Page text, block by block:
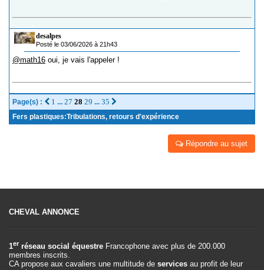
desalpes
Posté le 03/06/2026 à 21h43
@math16 oui, je vais l'appeler !
Page(s) : 1 ... 27 28 29 ... 35
Fers plastiques:Tribulations, retours d'expérience
Répondre au sujet
CHEVAL ANNONCE
1er réseau social équestre Francophone avec plus de 200.000
membres inscrits.
CA propose aux cavaliers une multitude de services au profit de leur